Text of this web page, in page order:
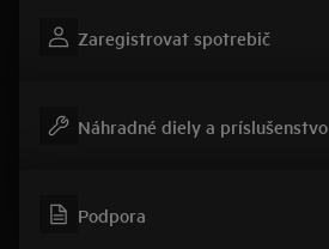
Zaregistrovat spotrebič
Náhradné diely a príslušenstvo
Podpora